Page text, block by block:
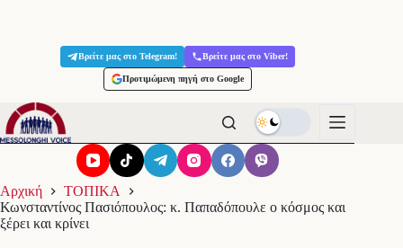
Βρείτε μας στο Telegram! Βρείτε μας στο Viber!
Προτιμώμενη πηγή στο Google
Αρχική
ΤΟΠΙΚΑ
Κωνσταντίνος Πασιόπουλος: κ. Παπαδόπουλε ο κόσμος και
ξέρει και κρίνει